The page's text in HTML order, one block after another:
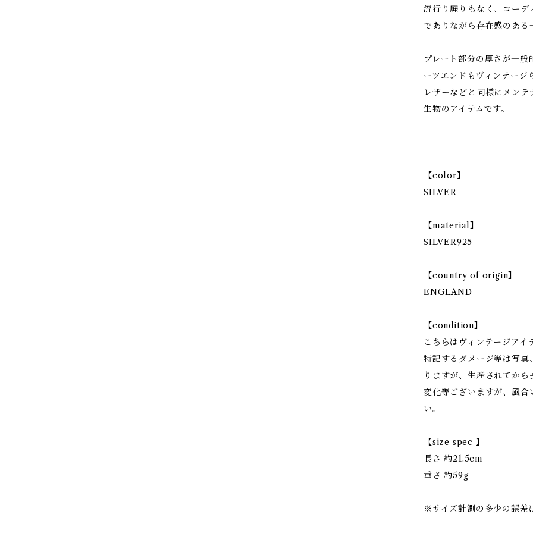
流行り廃りもなく、コーデ
でありながら存在感のある
プレート部分の厚さが一
ーツエンドもヴィンテージ
レザーなどと同様にメン
生物のアイテムです。
【color】
SILVER
【material】
SILVER925
【country of origin】
ENGLAND
【condition】
こちらはヴィンテージアイ
特記するダメージ等は写
りますが、生産されてか
変化等ございますが、風
い。
【size spec 】
長さ 約21.5cm
重さ 約59g
※サイズ計測の多少の誤差